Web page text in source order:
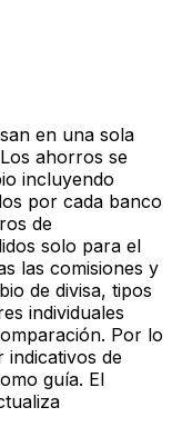
en una sola
ahorros se
incluyendo
por cada banco
de
solo para el
las comisiones y
de divisa, tipos
individuales
Por lo
indicativos de
guía. El